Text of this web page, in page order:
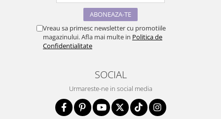
Vreau sa primesc newsletter cu promotiile
magazinului. Afla mai multe in Politica de
Confidentialitate
SOCIAL
Urmareste-ne in social media